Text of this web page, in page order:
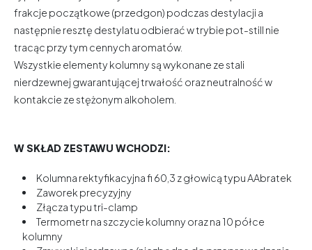
frakcje początkowe (przedgon) podczas destylacji a
następnie resztę destylatu odbierać w trybie pot-still nie
tracąc przy tym cennych aromatów.
Wszystkie elementy kolumny są wykonane ze stali
nierdzewnej gwarantującej trwałość oraz neutralność w
kontakcie ze stężonym alkoholem.
W SKŁAD ZESTAWU WCHODZI:
Kolumna rektyfikacyjna fi 60,3 z głowicą typu AAbratek
Zaworek precyzyjny
Złącza typu tri-clamp
Termometr na szczycie kolumny oraz na 10 półce
kolumny